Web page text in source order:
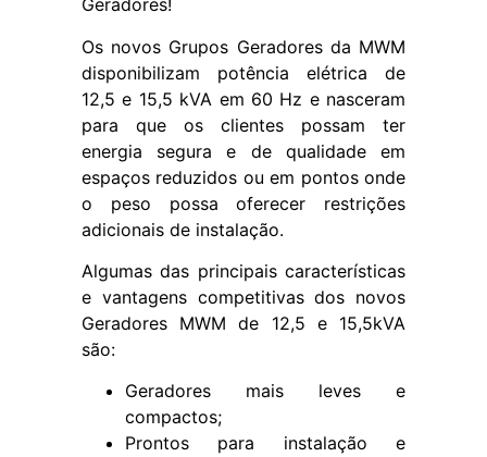
Geradores!
Os novos Grupos Geradores da MWM
disponibilizam potência elétrica de
12,5 e 15,5 kVA em 60 Hz e nasceram
para que os clientes possam ter
energia segura e de qualidade em
espaços reduzidos ou em pontos onde
o peso possa oferecer restrições
adicionais de instalação.
Algumas das principais características
e vantagens competitivas dos novos
Geradores MWM de 12,5 e 15,5kVA
são:
Geradores mais leves e
compactos;
Prontos para instalação e